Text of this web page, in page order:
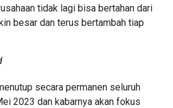
tidak lagi bisa bertahan dari
besar dan terus bertambah tiap
secara permanen seluruh
2023 dan kabarnya akan fokus